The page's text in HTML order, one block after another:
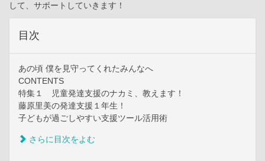
して、サポートしていきます！
目次
あの頃 僕を見守ってくれたみんなへ
CONTENTS
特集１ 児童発達支援のナカミ、教えます！
藤原里美の発達支援１年生！
子どもが過ごしやすい支援ツール活用術
さらに目次をよむ